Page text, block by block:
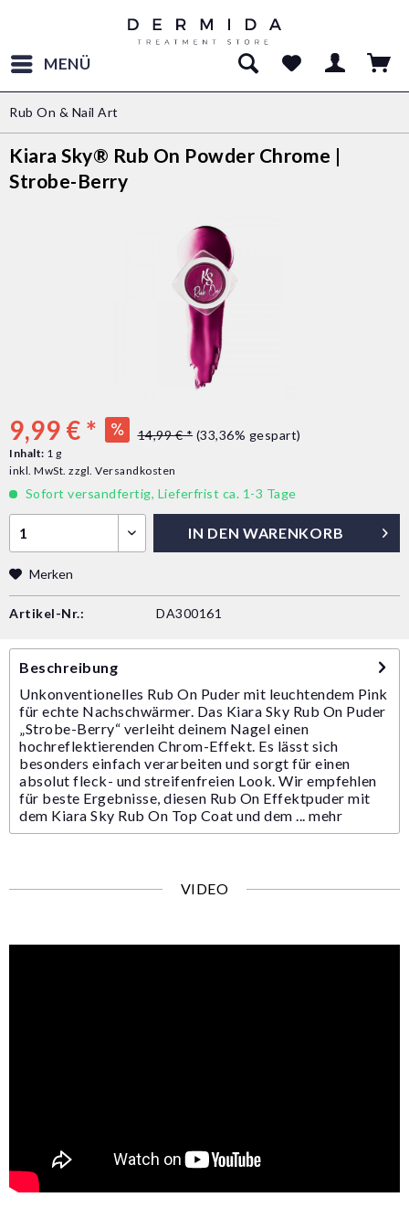
MENÜ
Rub On & Nail Art
Kiara Sky® Rub On Powder Chrome |
Strobe-Berry
9,99 € * 14,99 € * (33,36% gespart)
Inhalt: 1 g
inkl. MwSt. zzgl. Versandkosten
Sofort versandfertig, Lieferfrist ca. 1-3 Tage
IN DEN WARENKORB
Merken
Artikel-Nr.: DA300161
Beschreibung
Unkonventionelles Rub On Puder mit leuchtendem Pink
für echte Nachschwärmer. Das Kiara Sky Rub On Puder
„Strobe-Berry“ verleiht deinem Nagel einen
hochreflektierenden Chrom-Effekt. Es lässt sich
besonders einfach verarbeiten und sorgt für einen
absolut fleck- und streifenfreien Look. Wir empfehlen
für beste Ergebnisse, diesen Rub On Effektpuder mit
dem Kiara Sky Rub On Top Coat und dem ... mehr
VIDEO